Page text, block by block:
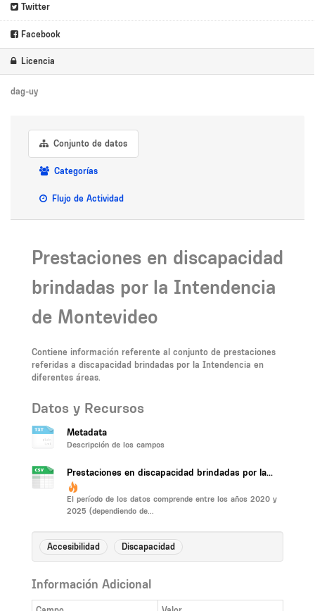
Twitter
Facebook
Licencia
dag-uy
Conjunto de datos
Categorías
Flujo de Actividad
Prestaciones en discapacidad
brindadas por la Intendencia
de Montevideo
Contiene información referente al conjunto de prestaciones
referidas a discapacidad brindadas por la Intendencia en
diferentes áreas.
Datos y Recursos
Metadata
Descripción de los campos
Prestaciones en discapacidad brindadas por la...
El período de los datos comprende entre los años 2020 y
2025 (dependiendo de...
Accesibilidad Discapacidad
Información Adicional